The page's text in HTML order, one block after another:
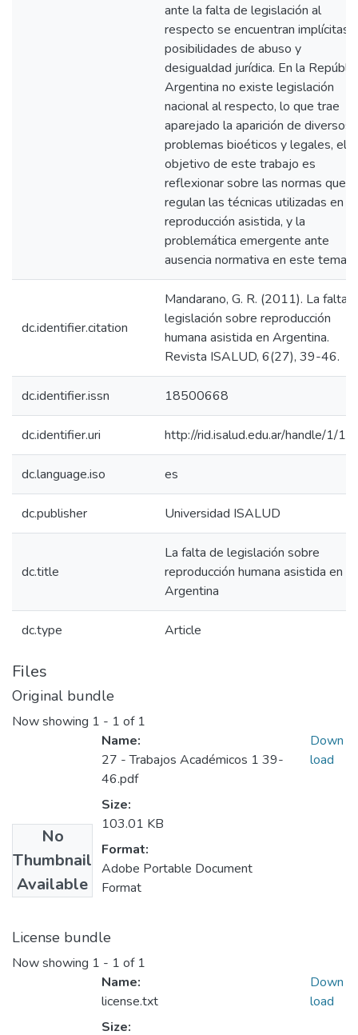
ante la falta de legislación al
respecto se encuentran implícitas
posibilidades de abuso y
desigualdad jurídica. En la
Argentina no existe legislación
nacional al respecto, lo que trae
aparejado la aparición de diversos
problemas bioéticos y legales, el
objetivo de este trabajo es
reflexionar sobre las normas que
regulan las técnicas utilizadas en la
reproducción asistida, y la
problemática emergente ante
ausencia normativa en este tema.
dc.identifier.citation
Mandarano, G. R. (2011). La falta
legislación sobre reproducción
humana asistida en Argentina.
Revista ISALUD, 6(27), 39-46.
dc.identifier.issn 18500668
dc.identifier.uri http://rid.isalud.edu.ar/handle/1/
dc.language.iso es
dc.publisher Universidad ISALUD
dc.title
La falta de legislación sobre
reproducción humana asistida en
Argentina
dc.type Article
Files
Original bundle
Now showing 1 - 1 of 1
No
Thumbnail
Available
Name:
27 - Trabajos Académicos 1 39-
46.pdf
Size:
103.01 KB
Format:
Adobe Portable Document
Format
Down
load
License bundle
Now showing 1 - 1 of 1
Name:
license.txt
Size:
Down
load